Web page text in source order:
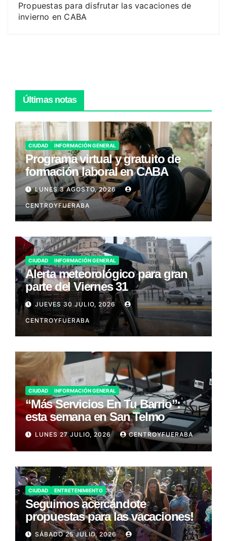
Propuestas para disfrutar las vacaciones de
invierno en CABA
Últimas notas
CIUDAD INFORMACIÓN GENERAL
Programa virtual y gratuito de
formación laboral en CABA
LUNES 3 AGOSTO, 2026
CENTROYFUERABA
CIUDAD INFORMACIÓN GENERAL
Alerta meteorológico para gran
parte del Viernes 31
JUEVES 30 JULIO, 2026
CENTROYFUERABA
CIUDAD INFORMACIÓN GENERAL
“Más Servicios En Tu Barrio”:
esta semana en San Telmo
LUNES 27 JULIO, 2026 CENTROYFUERABA
CIUDAD ENTRETENIMIENTO
Seguimos acercándote
propuestas para las vacaciones!
SÁBADO 25 JULIO, 2026